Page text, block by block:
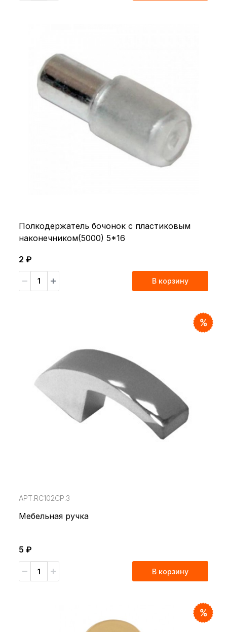
Полкодержатель бочонок с пластиковым
наконечником(5000) 5*16
2 ₽
В корзину
АРТ.RC102CP.3
Мебельная ручка
5 ₽
В корзину